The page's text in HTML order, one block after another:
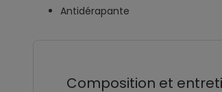
Antidérapante
Composition et